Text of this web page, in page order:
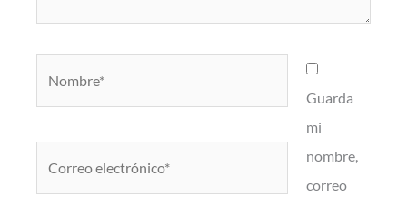
Guarda
mi
nombre,
correo